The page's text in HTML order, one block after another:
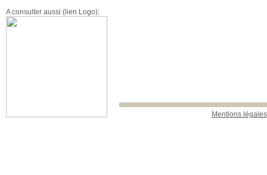
Mentions légales
A consulter aussi (lien Logo):